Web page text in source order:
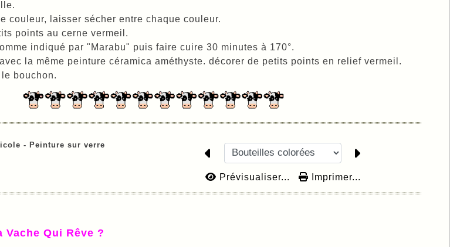
couleur, laisser sécher entre chaque couleur.
points au cerne vermeil.
indiqué par "Marabu" puis faire cuire 30 minutes à 170°.
la même peinture céramica améthyste. décorer de petits points en relief vermeil.
bouchon.
- Peinture sur verre
Prévisualiser... Imprimer...
Vache Qui Rêve ?